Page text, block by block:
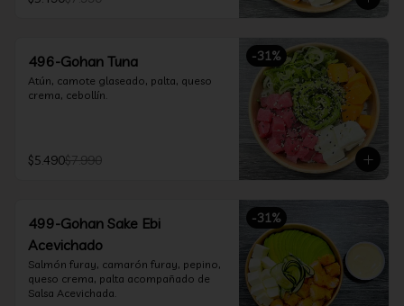
-31%
496-Gohan Tuna
Atún, camote glaseado, palta, queso
crema, cebollín.
$5.490$7.990
-31%
499-Gohan Sake Ebi
Acevichado
Salmón furay, camarón furay, pepino,
queso crema, palta acompañado de
Salsa Acevichada.